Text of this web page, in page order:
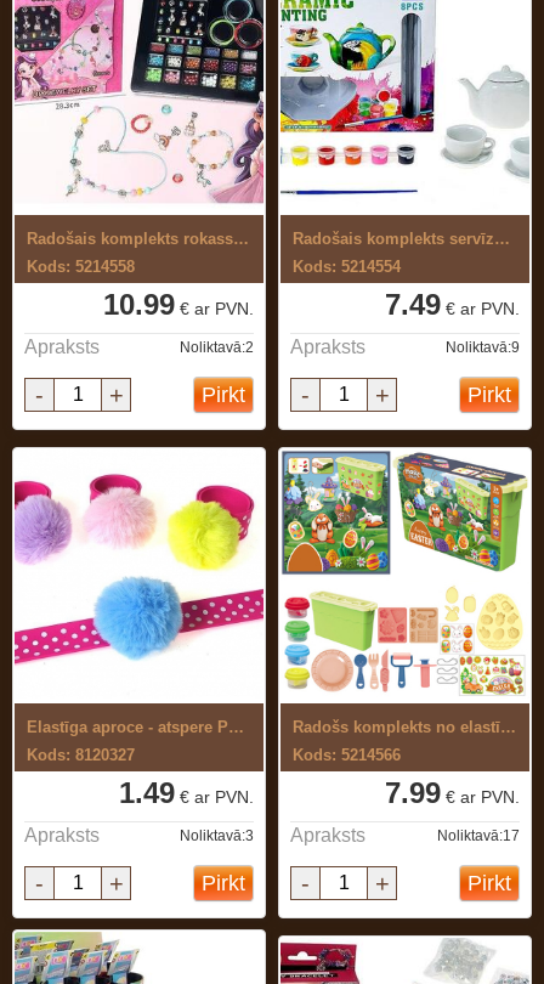
Radošais komplekts rokassprādžu ...
Kods: 5214558
10.99 € ar PVN.
Apraksts Noliktavā:2
- + Pirkt
Radošais komplekts servīzes krāsošanai
Kods: 5214554
7.49 € ar PVN.
Apraksts Noliktavā:9
- + Pirkt
Elastīga aproce - atspere Pompon
Kods: 8120327
1.49 € ar PVN.
Apraksts Noliktavā:3
- + Pirkt
Radošs komplekts no elastīgas, ...
Kods: 5214566
7.99 € ar PVN.
Apraksts Noliktavā:17
- + Pirkt